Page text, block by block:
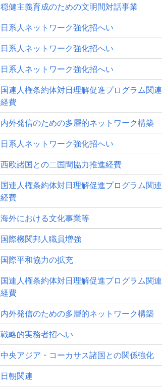
穏健主義育成のための文明間対話事業
日系人ネットワーク強化招へい
日系人ネットワーク強化招へい
日系人ネットワーク強化招へい
国連人権条約体対日理解促進プログラム関連
経費
内外発信のための多層的ネットワーク構築
日系人ネットワーク強化招へい
西欧諸国との二国間協力推進経費
国連人権条約体対日理解促進プログラム関連
経費
海外における文化事業等
国際機関邦人職員増強
国際平和協力の拡充
国連人権条約体対日理解促進プログラム関連
経費
内外発信のための多層的ネットワーク構築
戦略的実務者招へい
中央アジア・コーカサス諸国との関係強化
日朝関連